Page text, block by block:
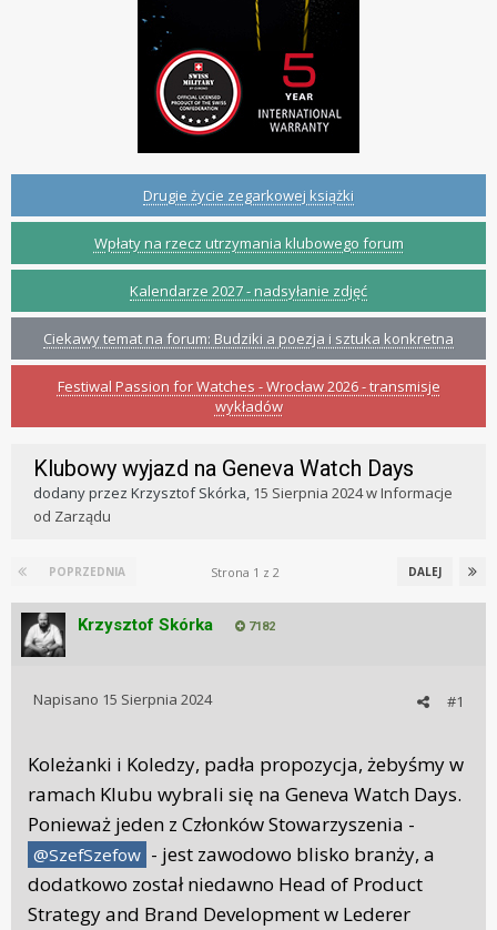
Drugie życie zegarkowej książki
Wpłaty na rzecz utrzymania klubowego forum
Kalendarze 2027 - nadsyłanie zdjęć
Ciekawy temat na forum: Budziki a poezja i sztuka konkretna
Festiwal Passion for Watches - Wrocław 2026 - transmisje
wykładów
Klubowy wyjazd na Geneva Watch Days
dodany przez Krzysztof Skórka, 15 Sierpnia 2024wInformacje
od Zarządu
POPRZEDNIA DALEJ
Strona 1 z 2
Krzysztof Skórka 7182
#1
Napisano 15 Sierpnia 2024
Koleżanki i Koledzy, padła propozycja, żebyśmy w
ramach Klubu wybrali się na Geneva Watch Days.
Ponieważ jeden z Członków Stowarzyszenia -
@SzefSzefow - jest zawodowo blisko branży, a
dodatkowo został niedawno Head of Product
Strategy and Brand Development w Lederer